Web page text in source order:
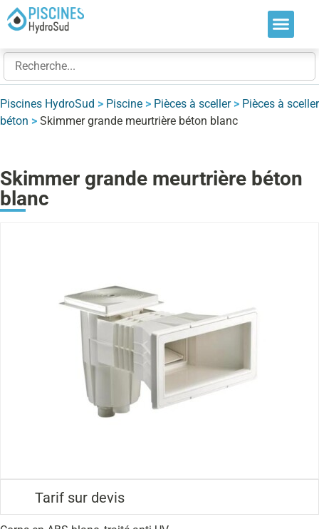
Piscines HydroSud > Piscine > Pièces à sceller> Pièces à sceller
béton > Skimmer grande meurtrière béton blanc
Skimmer grande meurtrière béton
blanc
Tarif sur devis